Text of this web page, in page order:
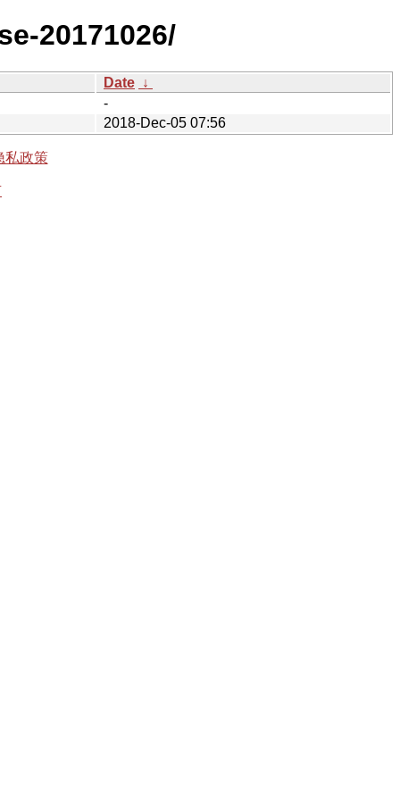
20171026/
Date ↓
-
2018-Dec-05 07:56
私政策